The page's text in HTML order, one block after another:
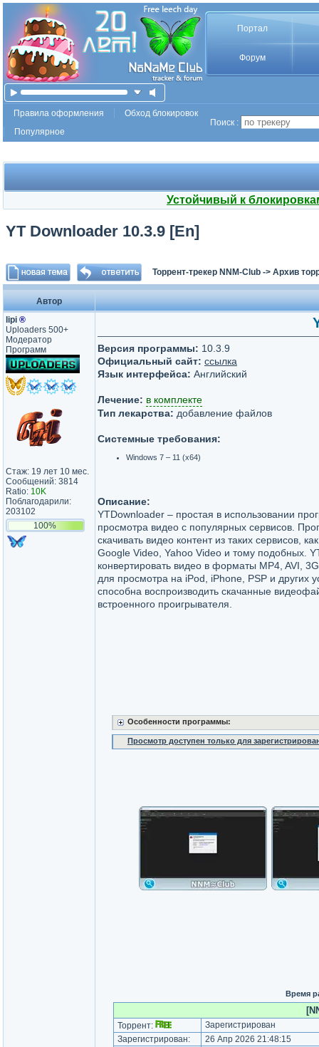
Портал
Форум
Правила оформления
Обход блокировок
Популярное
Поиск :
Устойчивый к
YT Downloader 10.3.9 [En]
Торрент-трекер NNM-Club -> Архив
Автор
lipi ®
Uploaders 500+
Модератор
Программ
Стаж: 19 лет 10 мес.
Сообщений: 3814
Ratio: 10K
Поблагодарили:
203102
100%
Версия программы: 10.3.9
Официальный сайт: ссылка
Язык интерфейса: Английский
Лечение: в комплекте
Тип лекарства: добавление файлов
Системные требования:
Windows 7 – 11 (x64)
Описание:
YTDownloader – простая в использовании
просмотра видео с популярных сервисов.
скачивать видео контент из таких сервисов,
Google Video, Yahoo Video и тому подобных.
конвертировать видео в форматы MP4, AVI,
для просмотра на iPod, iPhone, PSP и других
способна воспроизводить скачанные
встроенного проигрывателя.
Особенности программы:
Просмотр доступен только для
Время
Торрент:
Зарегистрирован
Зарегистрирован:
26 Апр 2026 21:48:15